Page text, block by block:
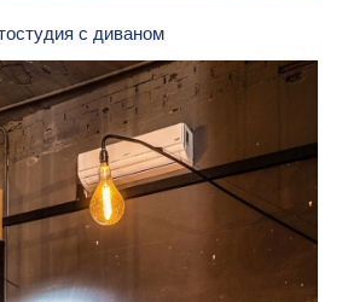
с диваном